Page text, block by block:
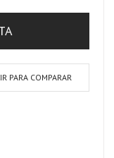
PARA COMPARAR